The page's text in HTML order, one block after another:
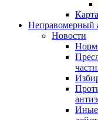
Неправомерный
Новости
Иные